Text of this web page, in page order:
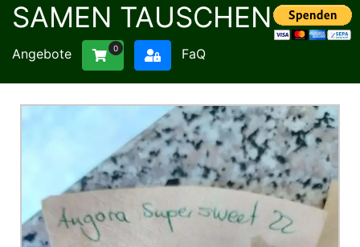
SAMEN TAUSCHEN
Angebote 0 FaQ